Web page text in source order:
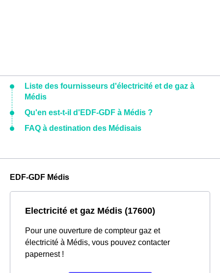
Liste des fournisseurs d'électricité et de gaz à
Médis
Qu'en est-t-il d'EDF-GDF à Médis ?
FAQ à destination des Médisais
EDF-GDF Médis
Electricité et gaz Médis (17600)
Pour une ouverture de compteur gaz et
électricité à Médis, vous pouvez contacter
papernest !